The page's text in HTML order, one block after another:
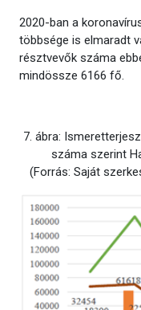
2020-ban a
többsége is elmaradt
résztvevők száma
mindössze 6166 fő.
7. ábra:
száma szerint
(Forrás: Saját